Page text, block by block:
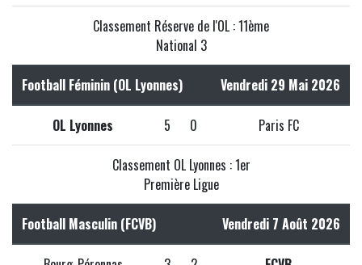
Classement Réserve de l'OL : 11ème
National 3
Football Féminin (OL Lyonnes) Vendredi 29 Mai 2026
OL Lyonnes 5 0 Paris FC
Classement OL Lyonnes : 1er
Première Ligue
Football Masculin (FCVB) Vendredi 7 Août 2026